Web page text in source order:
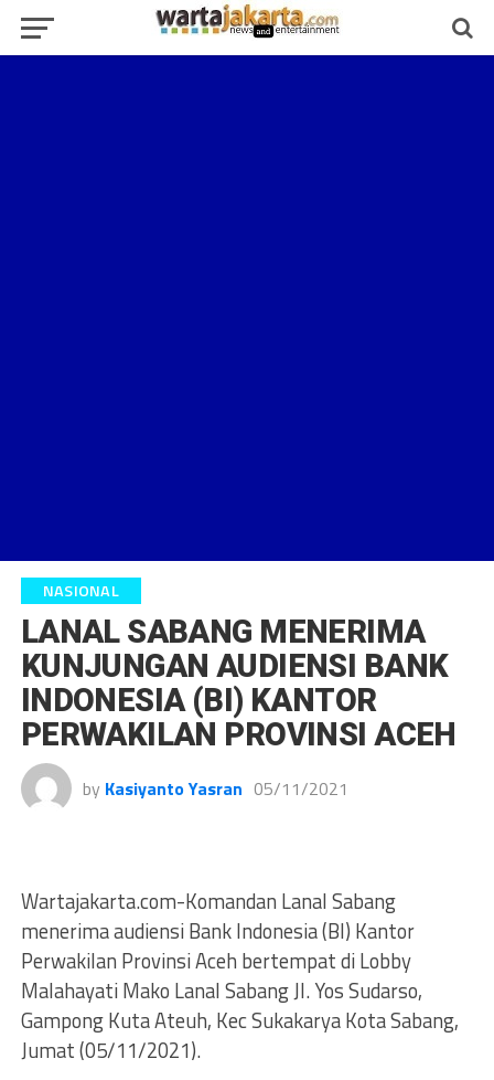
NASIONAL
LANAL SABANG MENERIMA
KUNJUNGAN AUDIENSI BANK
INDONESIA (BI) KANTOR
PERWAKILAN PROVINSI ACEH
by Kasiyanto Yasran 05/11/2021
Wartajakarta.com-Komandan Lanal Sabang
menerima audiensi Bank Indonesia (BI) Kantor
Perwakilan Provinsi Aceh bertempat di Lobby
Malahayati Mako Lanal Sabang Jl. Yos Sudarso,
Gampong Kuta Ateuh, Kec Sukakarya Kota Sabang,
Jumat (05/11/2021).